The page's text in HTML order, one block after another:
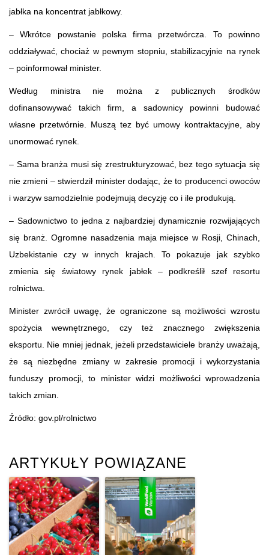
jabłka na koncentrat jabłkowy.
– Wkrótce powstanie polska firma przetwórcza. To powinno
oddziaływać, chociaż w pewnym stopniu, stabilizacyjnie na rynek
– poinformował minister.
Według ministra nie można z publicznych środków
dofinansowywać takich firm, a sadownicy powinni budować
własne przetwórnie. Muszą tez być umowy kontraktacyjne, aby
unormować rynek.
– Sama branża musi się zrestrukturyzować, bez tego sytuacja się
nie zmieni – stwierdził minister dodając, że to producenci owoców
i warzyw samodzielnie podejmują decyzję co i ile produkują.
– Sadownictwo to jedna z najbardziej dynamicznie rozwijających
się branż. Ogromne nasadzenia maja miejsce w Rosji, Chinach,
Uzbekistanie czy w innych krajach. To pokazuje jak szybko
zmienia się światowy rynek jabłek – podkreślił szef resortu
rolnictwa.
Minister zwrócił uwagę, że ograniczone są możliwości wzrostu
spożycia wewnętrznego, czy też znacznego zwiększenia
eksportu. Nie mniej jednak, jeżeli przedstawiciele branży uważają,
że są niezbędne zmiany w zakresie promocji i wykorzystania
funduszy promocji, to minister widzi możliwości wprowadzenia
takich zmian.
Źródło: gov.pl/rolnictwo
ARTYKUŁY POWIĄZANE